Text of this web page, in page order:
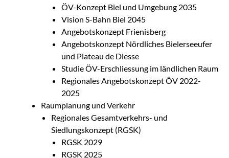
ÖV-Konzept Biel und Umgebung 2035
Vision S-Bahn Biel 2045
Angebotskonzept Frienisberg
Angebotskonzept Nördliches Bielerseeufer
und Plateau de Diesse
Studie ÖV-Erschliessung im ländlichen Raum
Regionales Angebotskonzept ÖV 2022-
2025
Raumplanung und Verkehr
Regionales Gesamtverkehrs- und
Siedlungskonzept (RGSK)
RGSK 2029
RGSK 2025